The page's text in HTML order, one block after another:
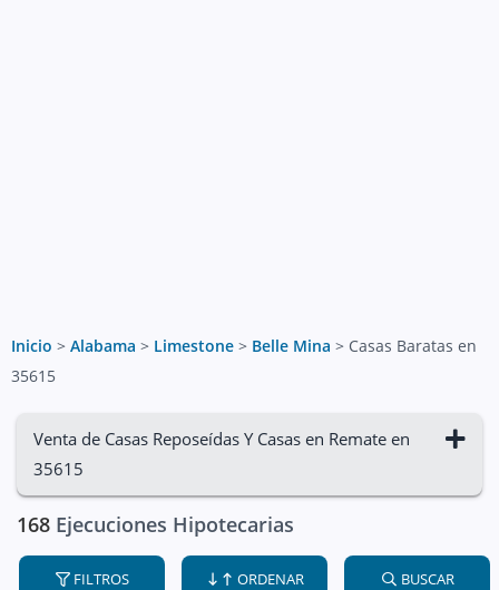
Inicio > Alabama > Limestone > Belle Mina > Casas Baratas en
35615
Venta de Casas Reposeídas Y Casas en Remate en
35615
168 Ejecuciones Hipotecarias
FILTROS ORDENAR BUSCAR